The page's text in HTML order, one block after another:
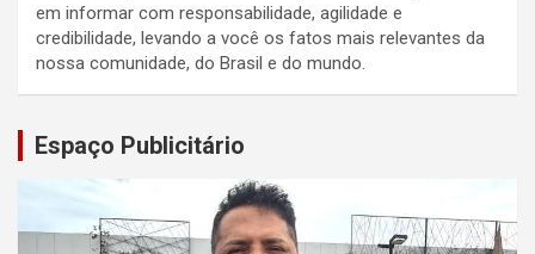
em informar com responsabilidade, agilidade e
credibilidade, levando a você os fatos mais relevantes da
nossa comunidade, do Brasil e do mundo.
Espaço Publicitário